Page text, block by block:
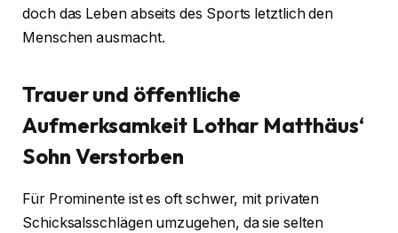
doch das Leben abseits des Sports letztlich den
Menschen ausmacht.
Trauer und öffentliche
AufmerksamkeitLothar Matthäus‘
Sohn Verstorben
Für Prominente ist es oft schwer, mit privaten
Schicksalsschlägen umzugehen, da sie selten